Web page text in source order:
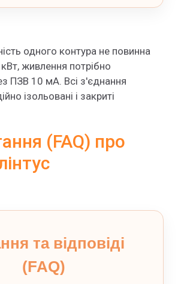
одного контура не повинна
живлення потрібно
ПЗВ 10 мА. Всі з'єднання
ізольовані і закриті
(FAQ) про
та відповіді
(FAQ)